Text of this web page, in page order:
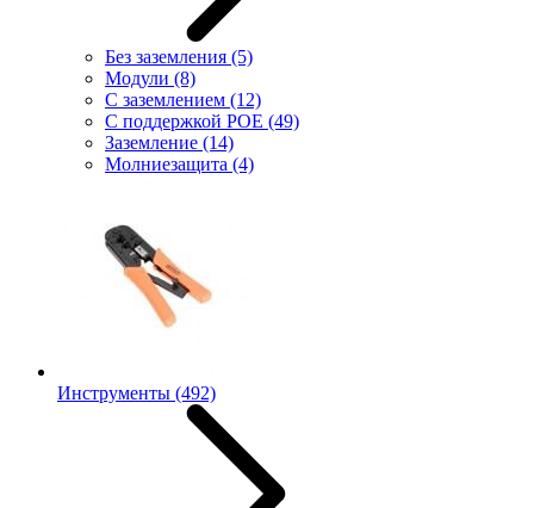
Без заземления (5)
Модули (8)
С заземлением (12)
С поддержкой POE (49)
Заземление (14)
Молниезащита (4)
Инструменты (492)